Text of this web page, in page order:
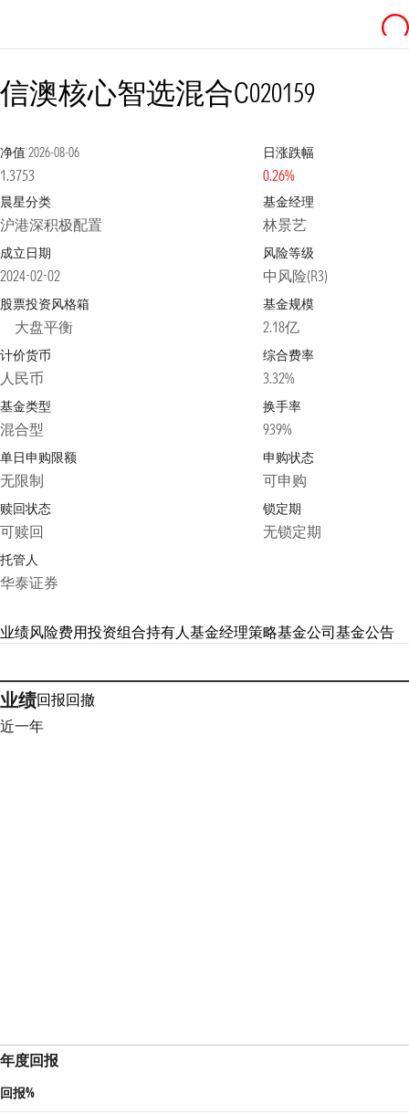
信澳核心智选混合C020159
净值 2026-08-06
1.3753
日涨跌幅
0.26%
晨星分类
沪港深积极配置
基金经理
林景艺
成立日期
2024-02-02
风险等级
中风险(R3)
股票投资风格箱
大盘平衡
基金规模
2.18亿
计价货币
人民币
综合费率
3.32%
基金类型
混合型
换手率
939%
单日申购限额
无限制
申购状态
可申购
赎回状态
可赎回
锁定期
无锁定期
托管人
华泰证券
业绩风险费用投资组合持有人基金经理策略基金公司基金公告
业绩回报回撤
近一年
年度回报
回报%